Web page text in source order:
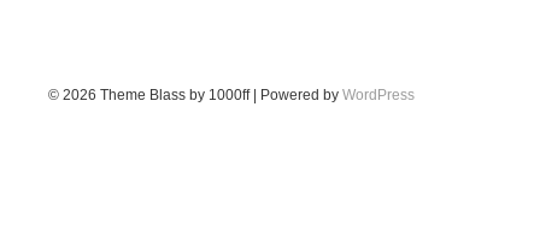
© 2026 Theme Blass by 1000ff | Powered by WordPress